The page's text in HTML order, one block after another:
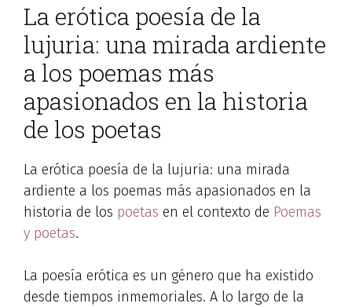
La erótica poesía de la
lujuria: una mirada ardiente
a los poemas más
apasionados en la historia
de los poetas
La erótica poesía de la lujuria: una mirada
ardiente a los poemas más apasionados en la
historia de los poetas en el contexto de Poemas
y poetas.
La poesía erótica es un género que ha existido
desde tiempos inmemoriales. A lo largo de la